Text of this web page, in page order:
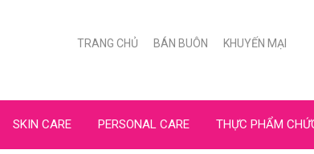
TRANG CHỦ BÁN BUÔN KHUYẾN MẠI
SKIN CARE PERSONAL CARE THỰC PHẨM